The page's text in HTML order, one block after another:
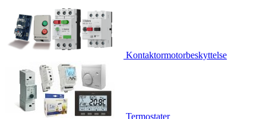
Kontaktormotorbeskyttelse
Termostater